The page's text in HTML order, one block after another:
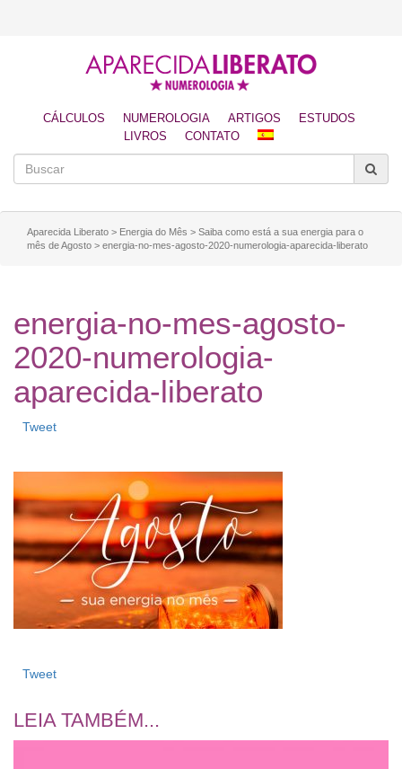
CÁLCULOS NUMEROLOGIA ARTIGOS
ESTUDOS
LIVROS
CONTATO
Aparecida Liberato > Energia do Mês > Saiba como está a sua energia para o
mês de Agosto > energia-no-mes-agosto-2020-numerologia-aparecida-liberato
energia-no-mes-agosto-
2020-numerologia-
aparecida-liberato
Tweet
Tweet
LEIA TAMBÉM...